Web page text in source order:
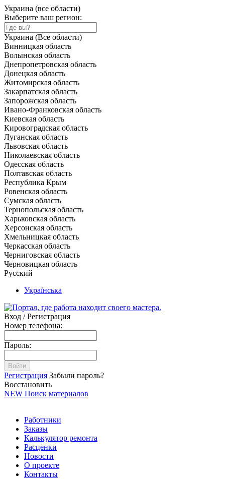
Украина (все области)
Выберите ваш регион:
Украина (Все области)
Винницкая область
Волынская область
Днепропетровская область
Донецкая область
Житомирская область
Закарпатская область
Запорожская область
Ивано-Франковская область
Киевская область
Кировоградская область
Луганская область
Львовская область
Николаевская область
Одесская область
Полтавская область
Республика Крым
Ровенская область
Сумская область
Тернопольская область
Харьковская область
Херсонская область
Хмельницкая область
Черкасская область
Черниговская область
Черновицкая область
Русский
Українська
Вход / Регистрация
Номер телефона:
Пароль:
Войти
Регистрация Забыли пароль?
Восстановить
NEW Поиск материалов
Работники
Заказы
Калькулятор ремонта
Расценки
Новости
О проекте
Контакты